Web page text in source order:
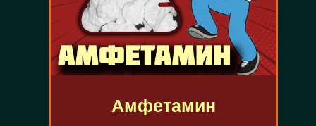
Амфетамин